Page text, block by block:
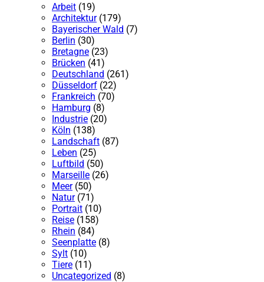
Arbeit (19)
Architektur(179)
Bayerischer Wald (7)
Berlin (30)
Bretagne (23)
Brücken (41)
Deutschland (261)
Düsseldorf (22)
Frankreich (70)
Hamburg (8)
Industrie (20)
Köln (138)
Landschaft (87)
Leben (25)
Luftbild (50)
Marseille (26)
Meer(50)
Natur(71)
Portrait (10)
Reise (158)
Rhein (84)
Seenplatte (8)
Sylt (10)
Tiere (11)
Uncategorized (8)